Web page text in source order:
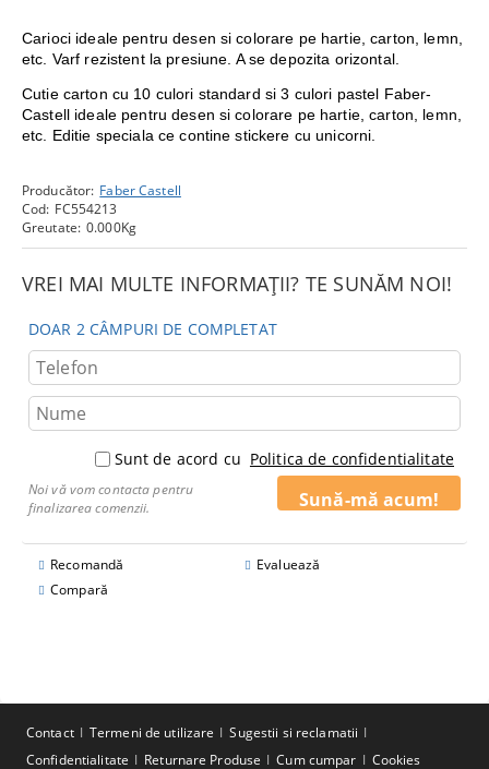
Carioci ideale pentru desen si colorare pe hartie, carton, lemn,
etc. Varf rezistent la presiune. A se depozita orizontal.
Cutie carton cu 10 culori standard si 3 culori pastel Faber-
Castell ideale pentru desen si colorare pe hartie, carton, lemn,
etc. Editie speciala ce contine stickere cu unicorni.
Producător: Faber Castell
Cod: FC554213
Greutate: 0.000Kg
VREI MAI MULTE INFORMAȚII? TE SUNĂM NOI!
DOAR 2 CÂMPURI DE COMPLETAT
Sunt de acord cu Politica de confidentialitate
Noi vă vom contacta pentru
finalizarea comenzii.
Recomandă
Evaluează
Compară
Contact Termeni de utilizare
Sugestii si reclamatii
Confidentialitate
Returnare Produse Cum cumpar Cookies